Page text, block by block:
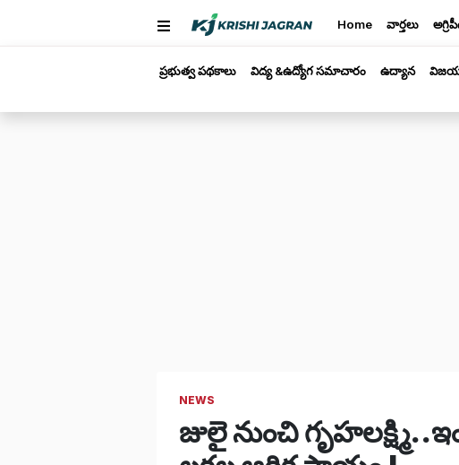
Home వార్తలు
ప్రభుత్వ పథకాలు విద్య &ఉద్యోగ సమాచారం ఉద్యాన విజయ
NEWS
జులై నుంచి